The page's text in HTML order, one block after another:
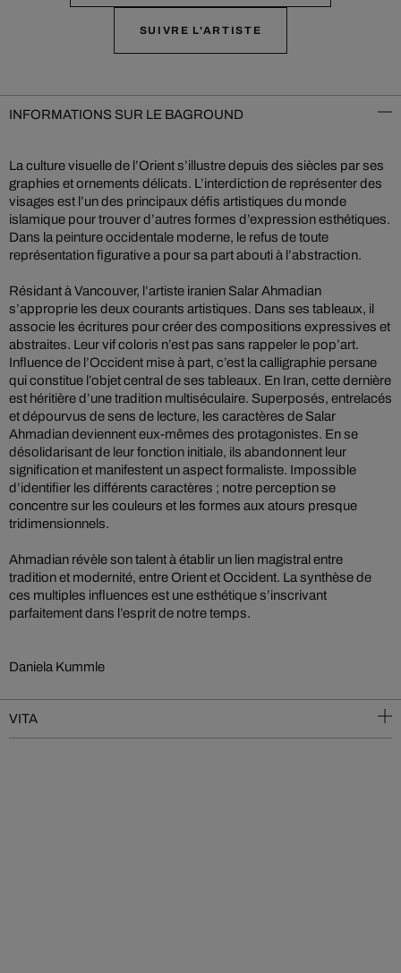
SUIVRE L'ARTISTE
INFORMATIONS SUR LE BAGROUND
La culture visuelle de l’Orient s’illustre depuis des siècles par ses
graphies et ornements délicats. L’interdiction de représenter des
visages est l’un des principaux défis artistiques du monde
islamique pour trouver d’autres formes d’expression esthétiques.
Dans la peinture occidentale moderne, le refus de toute
représentation figurative a pour sa part abouti à l’abstraction.
Résidant à Vancouver, l’artiste iranien Salar Ahmadian
s’approprie les deux courants artistiques. Dans ses tableaux, il
associe les écritures pour créer des compositions expressives et
abstraites. Leur vif coloris n’est pas sans rappeler le pop’art.
Influence de l’Occident mise à part, c’est la calligraphie persane
qui constitue l’objet central de ses tableaux. En Iran, cette dernière
est héritière d’une tradition multiséculaire. Superposés, entrelacés
et dépourvus de sens de lecture, les caractères de Salar
Ahmadian deviennent eux-mêmes des protagonistes. En se
désolidarisant de leur fonction initiale, ils abandonnent leur
signification et manifestent un aspect formaliste. Impossible
d’identifier les différents caractères ; notre perception se
concentre sur les couleurs et les formes aux atours presque
tridimensionnels.
Ahmadian révèle son talent à établir un lien magistral entre
tradition et modernité, entre Orient et Occident. La synthèse de
ces multiples influences est une esthétique s’inscrivant
parfaitement dans l’esprit de notre temps.
Daniela Kummle
VITA